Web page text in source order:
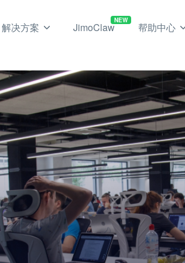
解决方案 JimoClaw
NEW
帮助中心